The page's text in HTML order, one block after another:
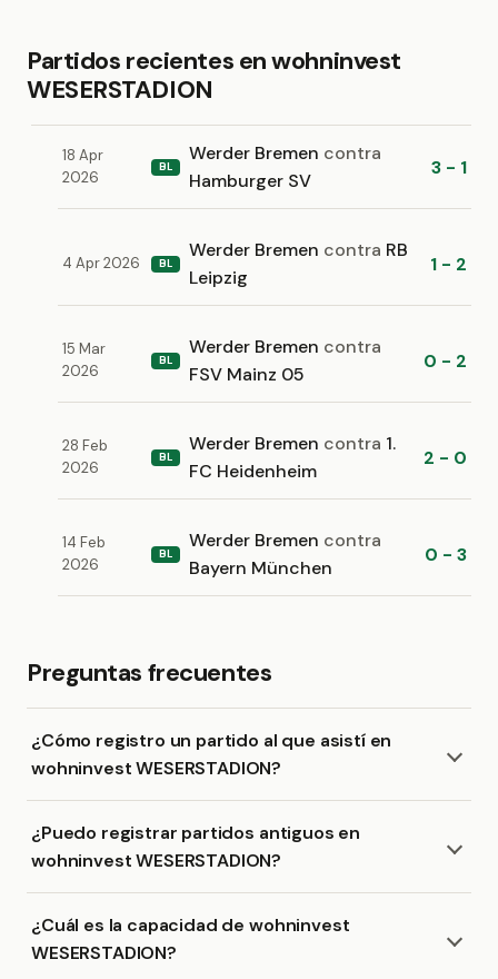
Partidos recientes en wohninvest
WESERSTADION
18 Apr
2026
BL
Werder Bremen contra
Hamburger SV
3 - 1
4 Apr 2026 BL
Werder Bremen contra RB
Leipzig
1 - 2
15 Mar
2026
BL
Werder Bremen contra
FSV Mainz 05
0 - 2
28 Feb
2026
BL
Werder Bremen contra 1.
FC Heidenheim
2 - 0
14 Feb
2026
BL
Werder Bremen contra
Bayern München
0 - 3
Preguntas frecuentes
¿Cómo registro un partido al que asistí en
wohninvest WESERSTADION?
¿Puedo registrar partidos antiguos en
wohninvest WESERSTADION?
¿Cuál es la capacidad de wohninvest
WESERSTADION?